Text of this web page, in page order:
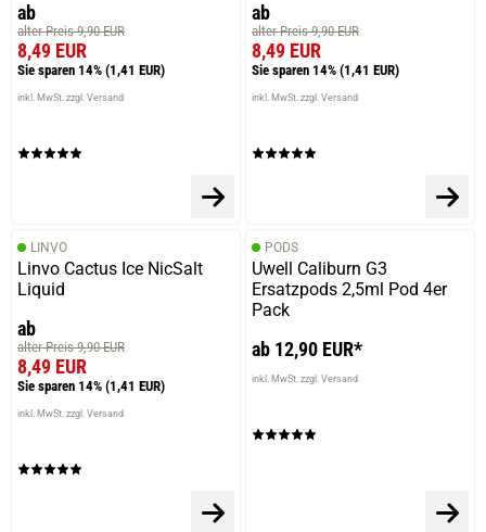
ab
alter Preis 9,90 EUR
8,49 EUR
Sie sparen 14% (1,41 EUR)
inkl. MwSt. zzgl. Versand
ab
alter Preis 9,90 EUR
8,49 EUR
Sie sparen 14% (1,41 EUR)
inkl. MwSt. zzgl. Versand
LINVO
Linvo Cactus Ice NicSalt
Liquid
ab
alter Preis 9,90 EUR
8,49 EUR
Sie sparen 14% (1,41 EUR)
inkl. MwSt. zzgl. Versand
PODS
Uwell Caliburn G3
Ersatzpods 2,5ml Pod 4er
Pack
ab 12,90 EUR*
inkl. MwSt. zzgl. Versand